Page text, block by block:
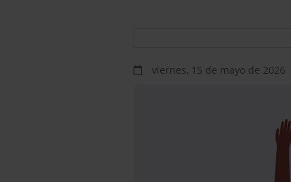
viernes, 15 de mayo de 2026